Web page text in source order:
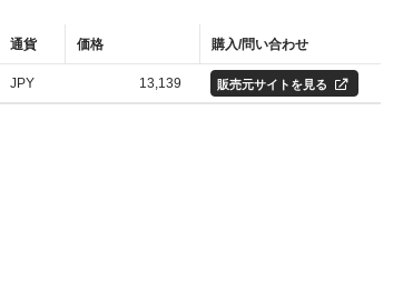
通貨 価格
購入/問い合わせ
JPY 13,139 販売元サイトを見る